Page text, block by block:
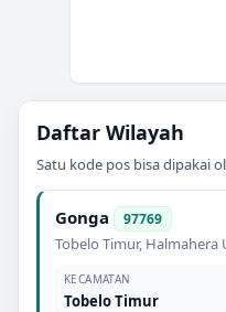
Daftar Wilayah
Satu kode pos bisa dipakai
Gonga 97769
Tobelo Timur, Halmahera
KECAMATAN
Tobelo Timur